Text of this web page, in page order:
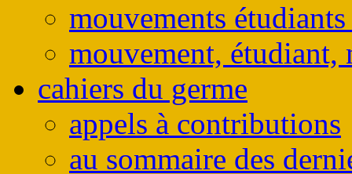
mouvements
mouvement, étudiant,
cahiers du germe
appels à contributions
au sommaire des